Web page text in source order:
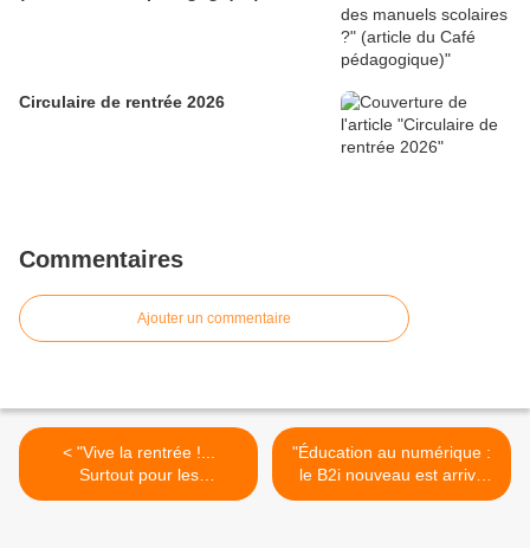
Circulaire de rentrée 2026
Commentaires
Ajouter un commentaire
< "Vive la rentrée !...
Surtout pour les
marchands..."
"Éducation au numérique :
le B2i nouveau est arrivé
pour les lycéens" (zdnet.fr)